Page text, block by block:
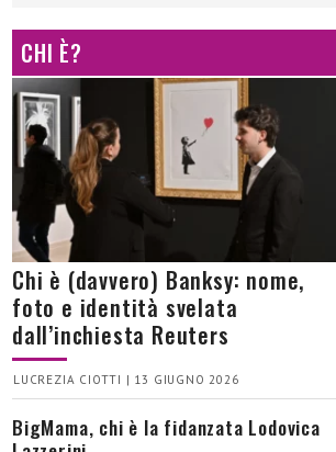
CHI È?
Chi è (davvero) Banksy: nome,
foto e identità svelata
dall’inchiesta Reuters
LUCREZIA CIOTTI | 13 GIUGNO 2026
BigMama, chi è la fidanzata Lodovica